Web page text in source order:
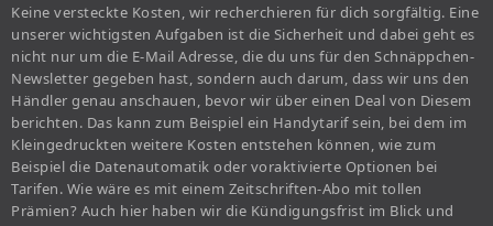
Keine versteckte Kosten, wir recherchieren für dich sorgfältig. Eine
unserer wichtigsten Aufgaben ist die Sicherheit und dabei geht es
nicht nur um die E-Mail Adresse, die du uns für den Schnäppchen-
Newsletter gegeben hast, sondern auch darum, dass wir uns den
Händler genau anschauen, bevor wir über einen Deal von Diesem
berichten. Das kann zum Beispiel ein Handytarif sein, bei dem im
Kleingedruckten weitere Kosten entstehen können, wie zum
Beispiel die Datenautomatik oder voraktivierte Optionen bei
Tarifen. Wie wäre es mit einem Zeitschriften-Abo mit tollen
Prämien? Auch hier haben wir die Kündigungsfrist im Blick und